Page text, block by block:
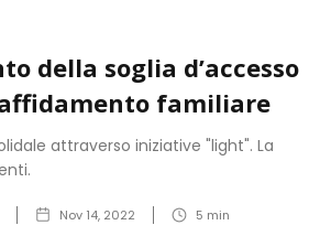
della soglia d’accesso
familiare
attraverso iniziative "light". La
Nov 14, 2022 5 min